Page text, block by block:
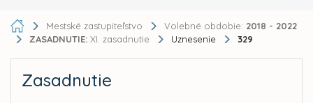
Mestské zastupiteľstvo Volebné obdobie: 2018 - 2022
ZASADNUTIE: XI. zasadnutie Uznesenie 329
Zasadnutie